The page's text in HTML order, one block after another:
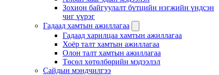
Зохион байгуулалт бүтцийн нэгжийн үндсэн
чиг үүрэг
Гадаад хамтын ажиллагаа
Гадаад харилцаа хамтын ажиллагаа
Хоёр талт хамтын ажиллагаа
Олон талт хамтын ажиллагаа
Төсөл хөтөлбөрийн мэдээлэл
Сайдын мэндчилгээ